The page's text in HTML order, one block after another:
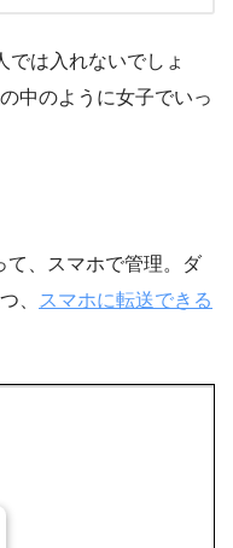
では入れないでしょ
中のように女子でいっ
て、スマホで管理。ダ
、
スマホに転送できる